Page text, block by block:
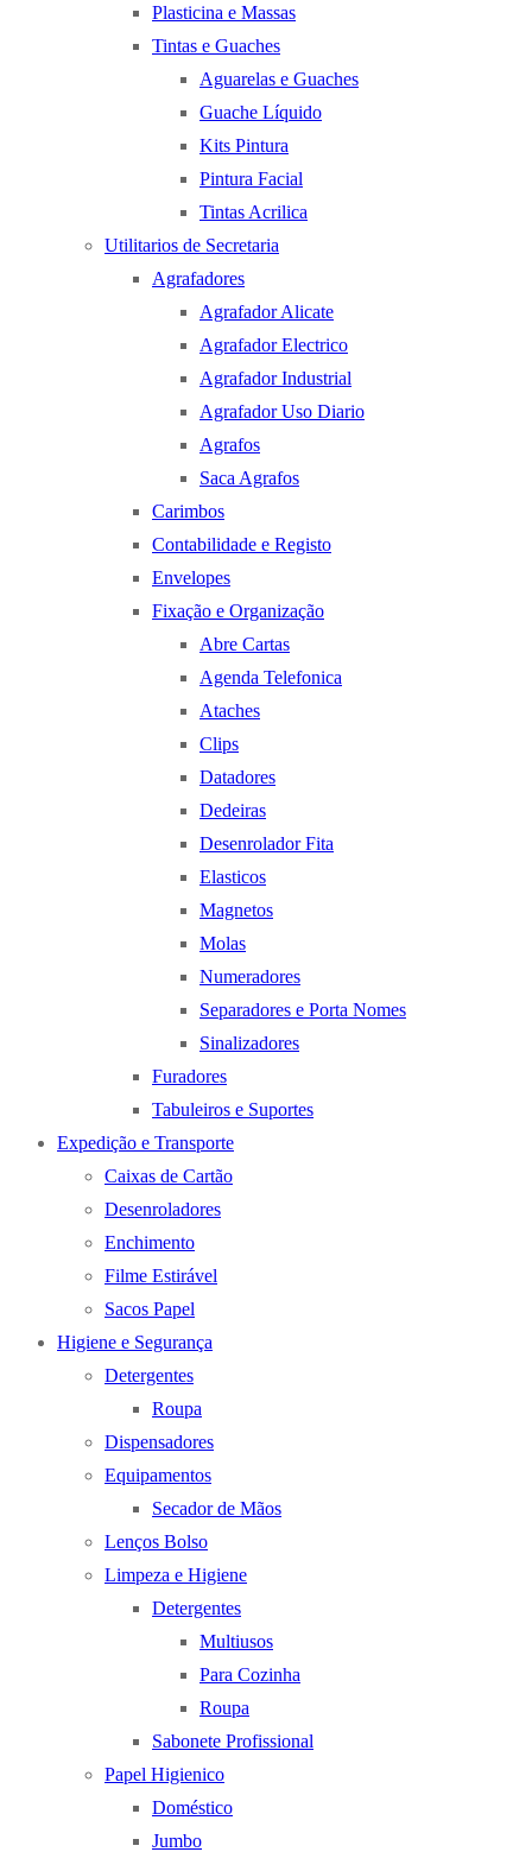
Plasticina e Massas
Tintas e Guaches
Aguarelas e Guaches
Guache Líquido
Kits Pintura
Pintura Facial
Tintas Acrilica
Utilitarios de Secretaria
Agrafadores
Agrafador Alicate
Agrafador Electrico
Agrafador Industrial
Agrafador Uso Diario
Agrafos
Saca Agrafos
Carimbos
Contabilidade e Registo
Envelopes
Fixação e Organização
Abre Cartas
Agenda Telefonica
Ataches
Clips
Datadores
Dedeiras
Desenrolador Fita
Elasticos
Magnetos
Molas
Numeradores
Separadores e Porta Nomes
Sinalizadores
Furadores
Tabuleiros e Suportes
Expedição e Transporte
Caixas de Cartão
Desenroladores
Enchimento
Filme Estirável
Sacos Papel
Higiene e Segurança
Detergentes
Roupa
Dispensadores
Equipamentos
Secador de Mãos
Lenços Bolso
Limpeza e Higiene
Detergentes
Multiusos
Para Cozinha
Roupa
Sabonete Profissional
Papel Higienico
Doméstico
Jumbo